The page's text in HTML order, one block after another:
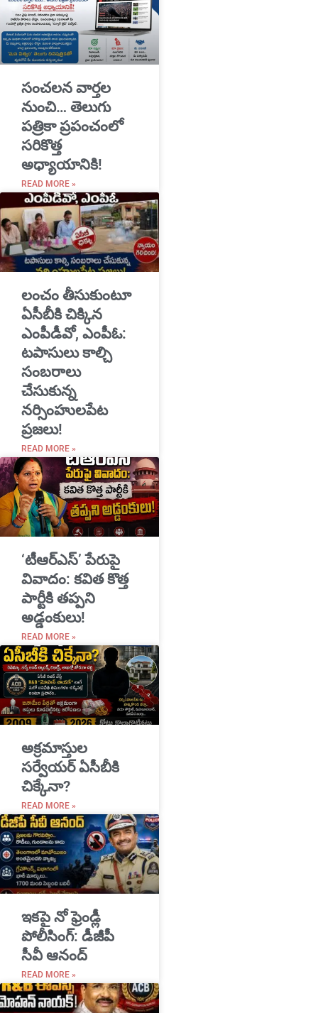
సంచలన వార్తల
నుంచి… తెలుగు
పత్రికా ప్రపంచంలో
సరికొత్త
అధ్యాయానికి!
READ MORE »
​లంచం తీసుకుంటూ
ఏసీబీకి చిక్కిన
ఎంపీడీవో, ఎంపీఓ:
టపాసులు కాల్చి
సంబరాలు
చేసుకున్న
నర్సింహులపేట
ప్రజలు!
READ MORE »
‘టీఆర్ఎస్’ పేరుపై
వివాదం: కవిత కొత్త
పార్టీకి తప్పని
అడ్డంకులు!
READ MORE »
అక్రమాస్తుల
సర్వేయర్ ఏసీబీకి
చిక్కేనా?
READ MORE »
ఇకపై నో ఫ్రెండ్లీ
పోలీసింగ్: డీజీపీ
సీవీ ఆనంద్
READ MORE »